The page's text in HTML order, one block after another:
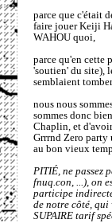
parce que c'était
faire jouer Keiji
WAHOU quoi,
parce qu'en cette
'soutien' du site),
semblaient
nous nous
sommes donc
Chaplin, et
Grrrnd Zero party
au bon vieux
PITIÉ, ne passez
fnuq.con, ...), on
participe
de notre côté,
SUPAIRE tarif